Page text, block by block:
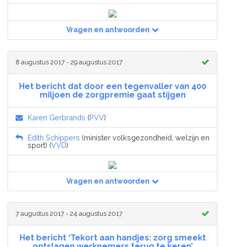
Vragen en antwoorden
8 augustus 2017 - 29 augustus 2017
Het bericht dat door een tegenvaller van 400
miljoen de zorgpremie gaat stijgen
Karen Gerbrands (PVV)
Edith Schippers (minister volksgezondheid, welzijn en
sport) (VVD)
Vragen en antwoorden
7 augustus 2017 - 24 augustus 2017
Het bericht ‘Tekort aan handjes: zorg smeekt